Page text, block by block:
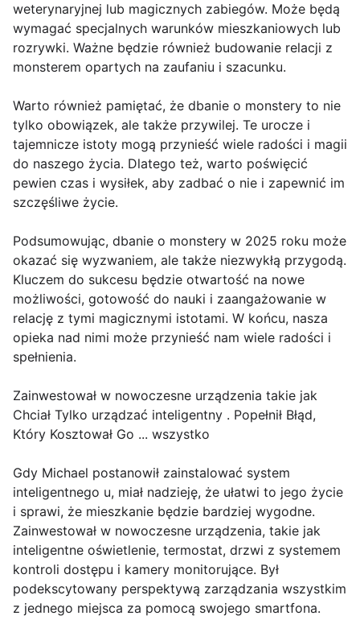
weterynaryjnej lub magicznych zabiegów. Może będą
wymagać specjalnych warunków mieszkaniowych lub
rozrywki. Ważne będzie również budowanie relacji z
monsterem opartych na zaufaniu i szacunku.
Warto również pamiętać, że dbanie o monstery to nie
tylko obowiązek, ale także przywilej. Te urocze i
tajemnicze istoty mogą przynieść wiele radości i magii
do naszego życia. Dlatego też, warto poświęcić
pewien czas i wysiłek, aby zadbać o nie i zapewnić im
szczęśliwe życie.
Podsumowując, dbanie o monstery w 2025 roku może
okazać się wyzwaniem, ale także niezwykłą przygodą.
Kluczem do sukcesu będzie otwartość na nowe
możliwości, gotowość do nauki i zaangażowanie w
relację z tymi magicznymi istotami. W końcu, nasza
opieka nad nimi może przynieść nam wiele radości i
spełnienia.
Zainwestował w nowoczesne urządzenia takie jak
Chciał Tylko urządzać inteligentny . Popełnił Błąd,
Który Kosztował Go ... wszystko
Gdy Michael postanowił zainstalować system
inteligentnego u, miał nadzieję, że ułatwi to jego życie
i sprawi, że mieszkanie będzie bardziej wygodne.
Zainwestował w nowoczesne urządzenia, takie jak
inteligentne oświetlenie, termostat, drzwi z systemem
kontroli dostępu i kamery monitorujące. Był
podekscytowany perspektywą zarządzania wszystkim
z jednego miejsca za pomocą swojego smartfona.